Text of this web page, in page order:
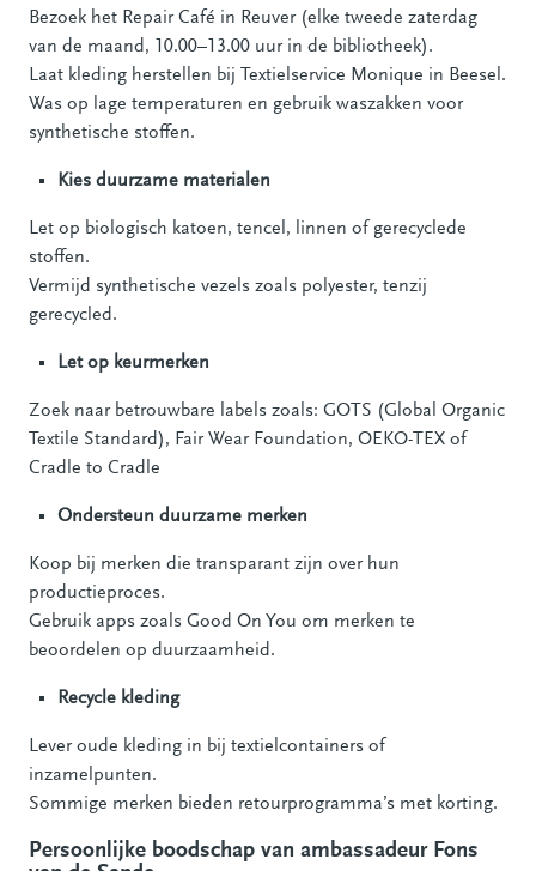
Bezoek het Repair Café in Reuver (elke tweede zaterdag
van de maand, 10.00–13.00 uur in de bibliotheek).
Laat kleding herstellen bij Textielservice Monique in Beesel.
Was op lage temperaturen en gebruik waszakken voor
synthetische stoffen.
Kies duurzame materialen
Let op biologisch katoen, tencel, linnen of gerecyclede
stoffen.
Vermijd synthetische vezels zoals polyester, tenzij
gerecycled.
Let op keurmerken
Zoek naar betrouwbare labels zoals: GOTS (Global Organic
Textile Standard), Fair Wear Foundation, OEKO-TEX of
Cradle to Cradle
Ondersteun duurzame merken
Koop bij merken die transparant zijn over hun
productieproces.
Gebruik apps zoals Good On You om merken te
beoordelen op duurzaamheid.
Recycle kleding
Lever oude kleding in bij textielcontainers of
inzamelpunten.
Sommige merken bieden retourprogramma’s met korting.
Persoonlijke boodschap van ambassadeur Fons